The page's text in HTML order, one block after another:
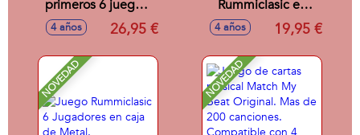
primeros 6 juegos)
Tangram,Mikado,Parchís,
Oca, Dominó y
4 años 26,95 €
Rummiclasic en
caja de metal. Tapiz
32x42 cm se
4 años 19,95 €
NOVEDAD NOVEDAD